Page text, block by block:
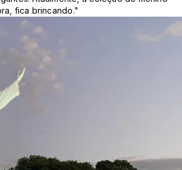
fica brincando."